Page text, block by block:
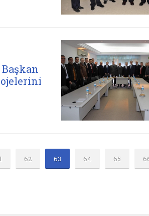
62 63 64 65